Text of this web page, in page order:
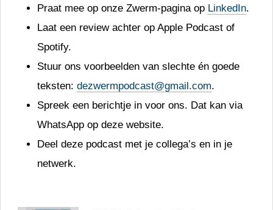
Praat mee op onze Zwerm-pagina op LinkedIn.
Laat een review achter op Apple Podcast of
Spotify.
Stuur ons voorbeelden van slechte én goede
teksten: dezwermpodcast@gmail.com.
Spreek een berichtje in voor ons. Dat kan via
WhatsApp op deze website.
Deel deze podcast met je collega’s en in je
netwerk.